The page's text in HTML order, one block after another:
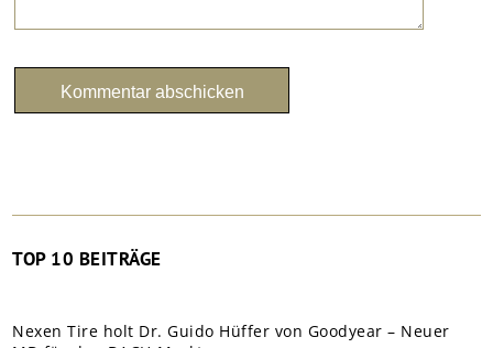
TOP 10 BEITRÄGE
Nexen Tire holt Dr. Guido Hüffer von Goodyear – Neuer